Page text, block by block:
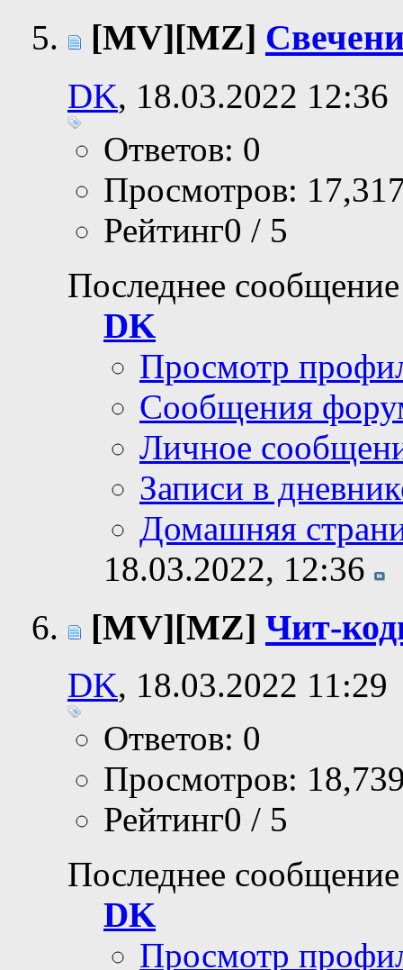
[MV][MZ]
DK, 18.03.2022 12:36
Ответов: 0
Просмотров:
Рейтинг0 / 5
Последнее
DK
Просмотр
Сообщения
Личное
Записи в
Домашняя
18.03.2022, 12:36
[MV][MZ] Чит-
DK, 18.03.2022 11:29
Ответов: 0
Просмотров:
Рейтинг0 / 5
Последнее
DK
Просмотр